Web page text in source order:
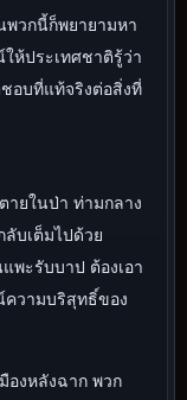
พวกนี้ก็พยายามหา
ห้ประเทศชาติรู้ว่า
อบที่แท้จริงต่อสิ่งที่
ยในป่า ท่ามกลาง
บเต็มไปด้วย
พะรับบาป ต้องเอา
วามบริสุทธิ์ของ
องหลังฉาก พวก